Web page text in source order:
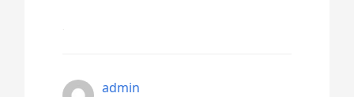
admin